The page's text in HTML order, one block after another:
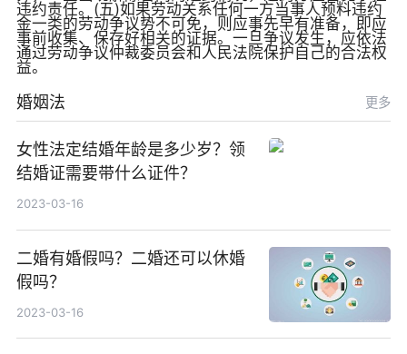
违约责任。(五)如果劳动关系任何一方当事人预料违约
金一类的劳动争议势不可免，则应事先早有准备，即应
事前收集、保存好相关的证据。一旦争议发生，应依法
通过劳动争议仲裁委员会和人民法院保护自己的合法权
益。
婚姻法 更多
女性法定结婚年龄是多少岁？领
结婚证需要带什么证件？
2023-03-16
二婚有婚假吗？二婚还可以休婚
假吗？
2023-03-16